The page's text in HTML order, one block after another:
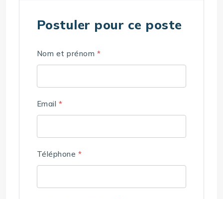
Postuler pour ce poste
Nom et prénom *
Email *
Téléphone *